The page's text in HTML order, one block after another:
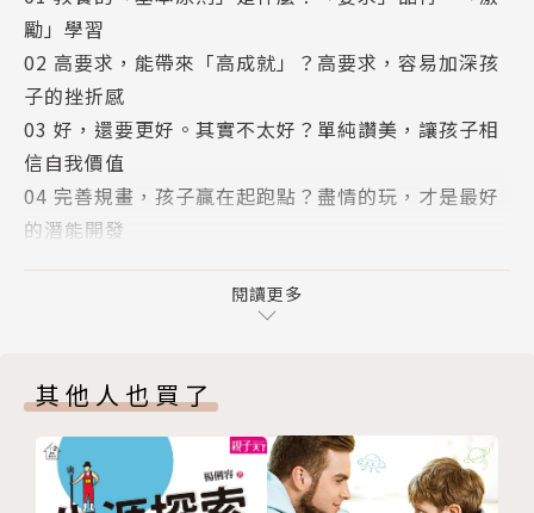
調整孩子性格，避免過度壓抑而反彈
‧光用「再加油」鼓勵，會讓孩子懷疑自己不夠好
‧夠關心孩子的家長，「金錢獎勵」才能派上用場
‧只講道理卻不給獎勵，親子相處可能會挫折連連
‧無條件給零用錢不如讓孩子自己賺，才會更珍惜
‧自動自發更要獎勵，知道自己很棒，行為更正向
‧獎勵孩子的正向行為，負面行為就會逐漸變少
‧有權利使用自己的獎金，可以培養孩子金錢觀
‧用網路成癮規範偏差行為，同時約束上網時間
勵」學習
02 高要求，能帶來「高成就」？高要求，容易加深孩
子的挫折感
03 好，還要更好。其實不太好？單純讚美，讓孩子相
信自我價值
04 完善規畫，孩子贏在起跑點？盡情的玩，才是最好
的潛能開發
06 問題小孩源自「問題教養」？孩子有狀況，父母要
07 「民主教育」才是教養王道？兒童更適合「權威式
領導」
08 孩子有時講得通有時講不通？教養三階段：簡單
說、用權威、輕責打
閱讀更多
其他人也買了